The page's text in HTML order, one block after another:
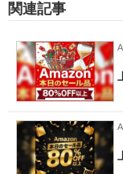
関連記事